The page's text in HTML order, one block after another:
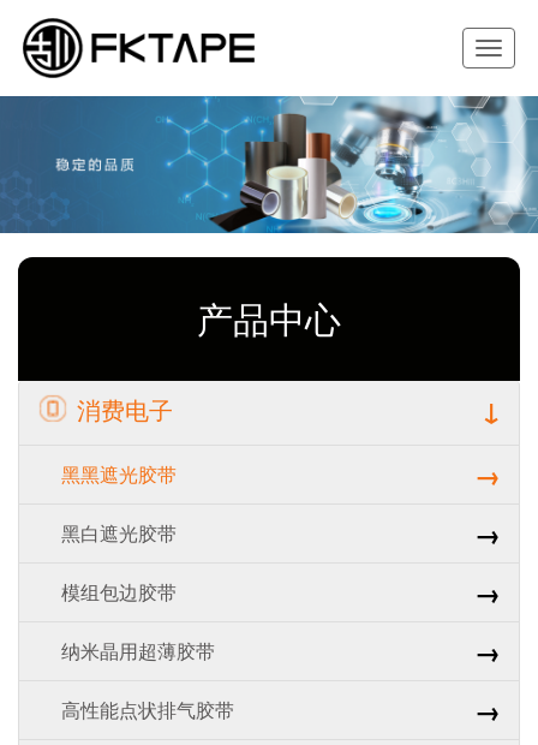
Toggle
产品中心
消费电子 ↓
黑黑遮光胶带 →
黑白遮光胶带 →
模组包边胶带 →
纳米晶用超薄胶带 →
高性能点状排气胶带 →